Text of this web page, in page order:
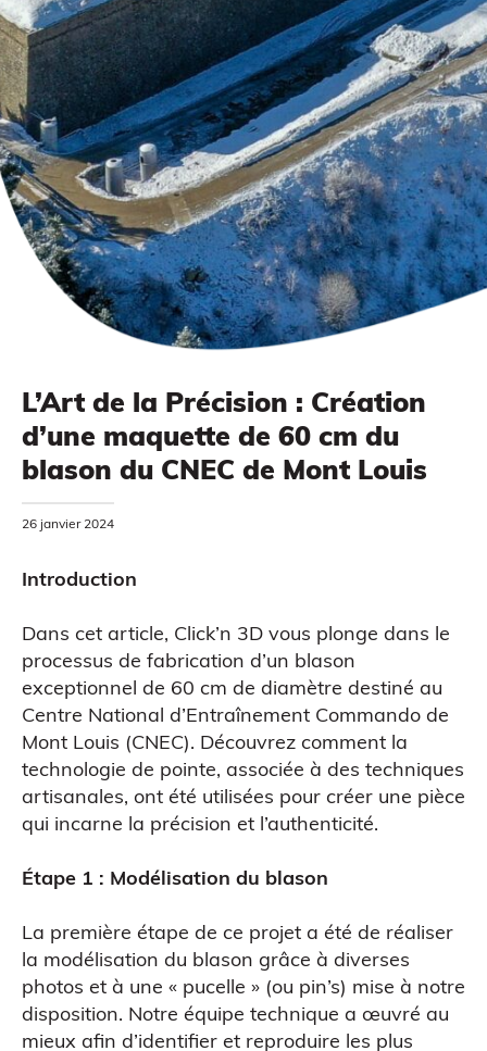
Impression à la demande ou sur mesure
MODÉLISATION 3D
L’Art de la Précision : Création
d’une maquette de 60 cm du
blason du CNEC de Mont Louis
26 janvier 2024
Introduction
Dans cet article, Click’n 3D vous plonge dans le
processus de fabrication d’un blason
exceptionnel de 60 cm de diamètre destiné au
Centre National d’Entraînement Commando de
Mont Louis (CNEC). Découvrez comment la
technologie de pointe, associée à des techniques
artisanales, ont été utilisées pour créer une pièce
qui incarne la précision et l’authenticité.
Étape 1 : Modélisation du blason
La première étape de ce projet a été de réaliser
la modélisation du blason grâce à diverses
photos et à une « pucelle » (ou pin’s) mise à notre
disposition. Notre équipe technique a œuvré au
mieux afin d’identifier et reproduire les plus